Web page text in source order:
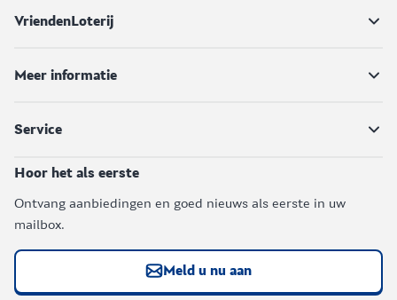
VriendenLoterij
Meer informatie
Service
Hoor het als eerste
Ontvang aanbiedingen en goed nieuws als eerste in uw
mailbox.
Meld u nu aan